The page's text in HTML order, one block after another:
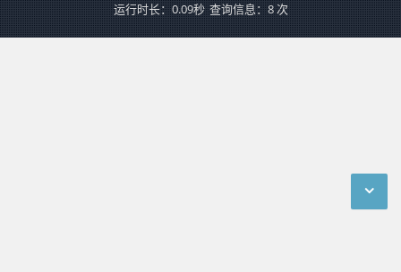
运行时长：0.09秒 查询信息：8 次